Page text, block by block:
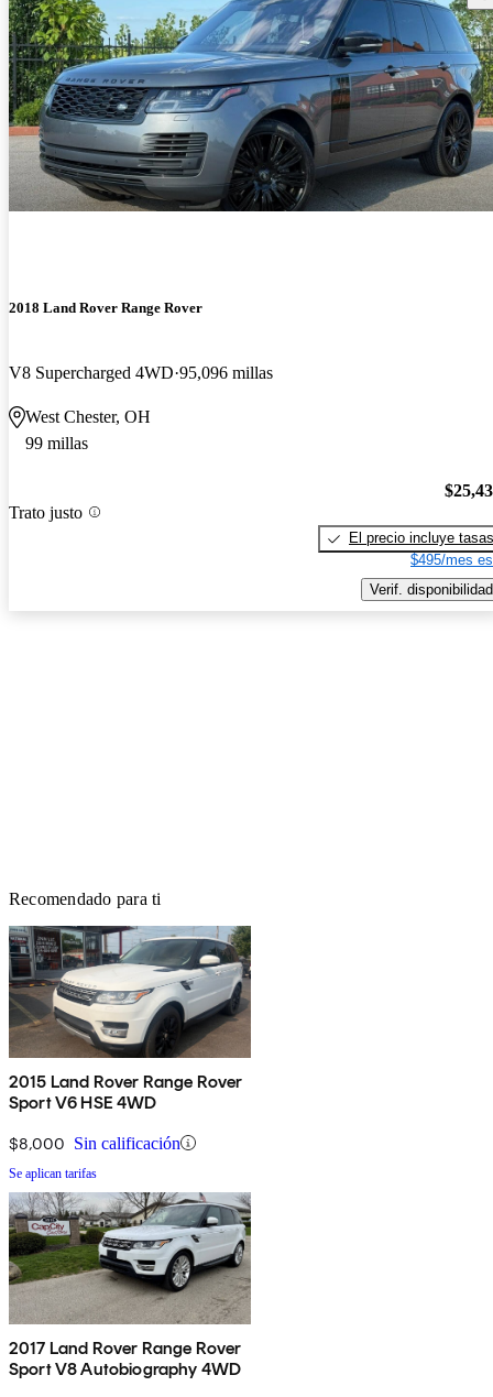
2018 Land Rover Range Rover
V8 Supercharged 4WD 95,096 millas
West Chester, OH
99 millas
Trato justo
El precio incluye tasas
$495/mes
Verif. disponibilidad
Recomendado para ti
2015 Land Rover Range Rover
Sport V6 HSE 4WD
$8,000 Sin calificación
Se aplican tarifas
2017 Land Rover Range Rover
Sport V8 Autobiography 4WD